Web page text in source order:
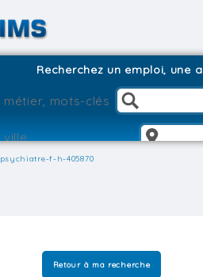
Recherchez un emploi, une
psychiatre-f-h-405870
Retour à ma recherche